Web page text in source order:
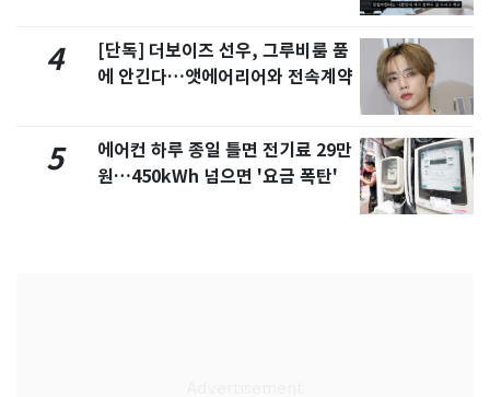
4
[단독] 더보이즈 선우, 그루비룸 품
에 안긴다…앳에어리어와 전속계약
5
에어컨 하루 종일 틀면 전기료 29만
원…450kWh 넘으면 '요금 폭탄'